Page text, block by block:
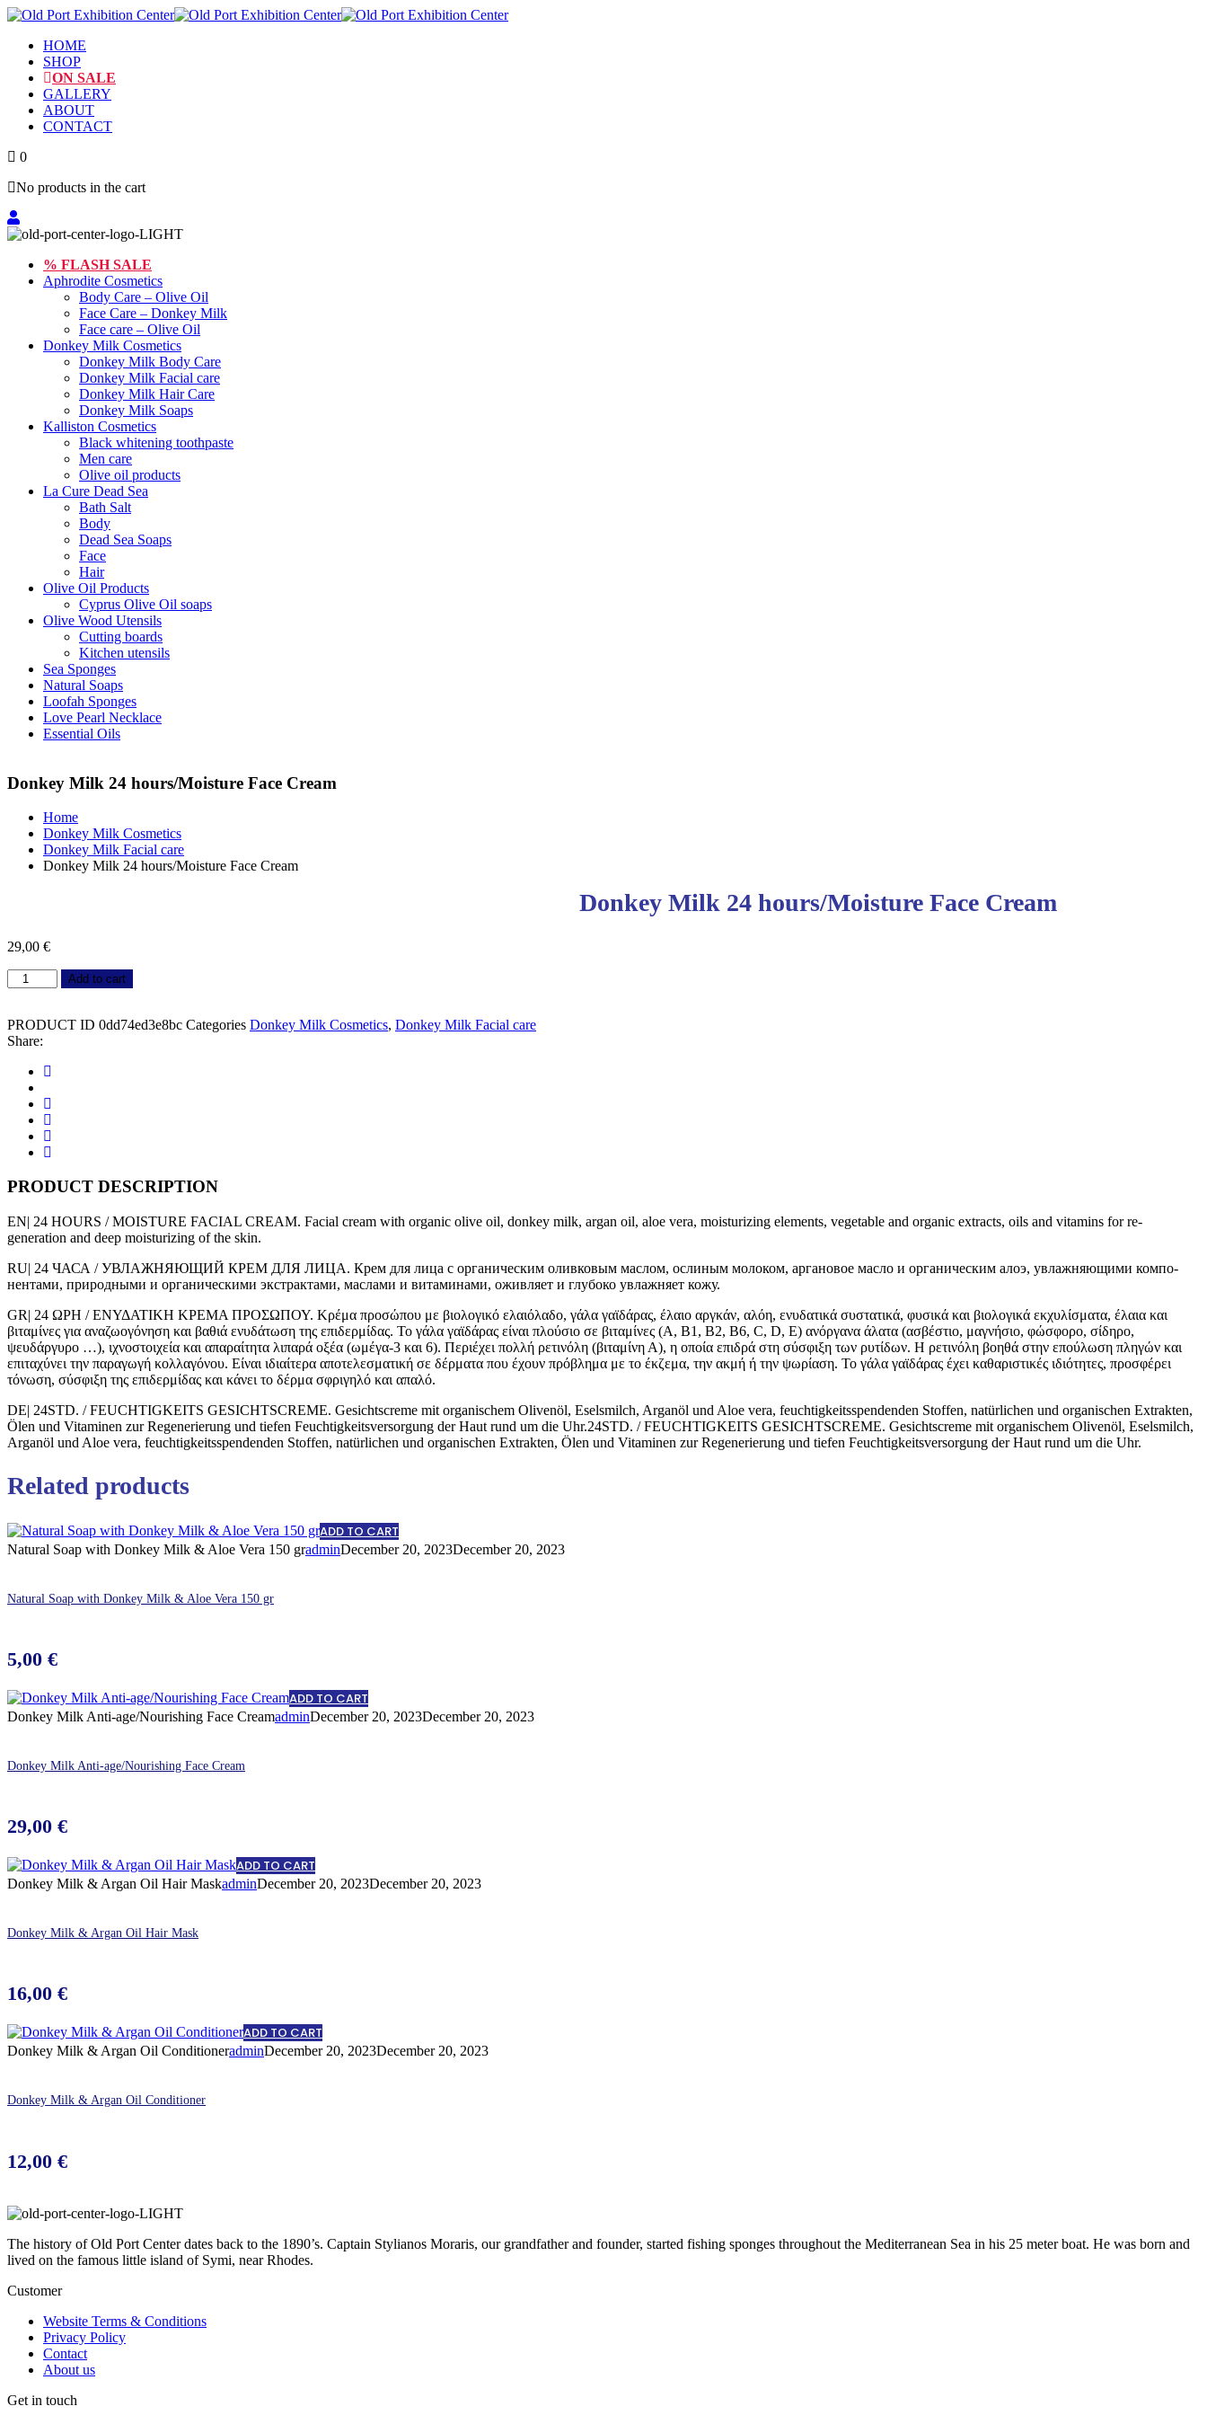
HOME
SHOP
ON SALE
GALLERY
ABOUT
CONTACT
0
No products in the cart
Toggle
Close
% FLASH SALE
Aphrodite Cosmetics
Body Care – Olive Oil
Face Care – Donkey Milk
Face care – Olive Oil
Donkey Milk Cosmetics
Donkey Milk Body Care
Donkey Milk Facial care
Donkey Milk Hair Care
Donkey Milk Soaps
Kalliston Cosmetics
Black whitening toothpaste
Men care
Olive oil products
La Cure Dead Sea
Bath Salt
Body
Dead Sea Soaps
Face
Hair
Olive Oil Products
Cyprus Olive Oil soaps
Olive Wood Utensils
Cutting boards
Kitchen utensils
Sea Sponges
Natural Soaps
Loofah Sponges
Love Pearl Necklace
Essential Oils
Donkey Milk 24 hours/Moisture Face Cream
Home
Donkey Milk Cosmetics
Donkey Milk Facial care
Donkey Milk 24 hours/Moisture Face Cream
Donkey Milk 24 hours/Moisture Face Cream
29,00 €
Donkey
Milk
hours/Moisture
Face
quantity
Add to cart
PRODUCT ID 0dd74ed3e8bc Categories Donkey Milk Cosmetics, Donkey Milk Facial care
Share:
Share
PRODUCT DESCRIPTION
EN| 24 HOURS / MOISTURE FACIAL CREAM. Facial cream with organic olive oil, donkey milk, argan oil, aloe vera, moisturizing elements, vegetable and organic extracts, oils and vitamins for re-
generation and deep moisturizing of the skin.
RU| 24 ЧАСА / УВЛАЖНЯЮЩИЙ КРЕМ ДЛЯ ЛИЦА. Крем для лица с органическим оливковым маслом, ослиным молоком, аргановое масло и органическим алоэ, увлажняющими компо-
нентами, природными и органическими экстрактами, маслами и витаминами, оживляет и глубоко увлажняет кожу.
GR| 24 ΩΡΗ / ΕΝΥΔΑΤΙΚΗ ΚΡΕΜΑ ΠΡΟΣΩΠΟΥ. Κρέμα προσώπου με βιολογικό ελαιόλαδο, γάλα γαϊδάρας, έλαιο αργκάν, αλόη, ενυδατικά συστατικά, φυσικά και βιολογικά εκχυλίσματα, έλαια και
βιταμίνες για αναζωογόνηση και βαθιά ενυδάτωση της επιδερμίδας. Το γάλα γαϊδάρας είναι πλούσιο σε βιταμίνες (Α, Β1, Β2, Β6, C, D, E) ανόργανα άλατα (ασβέστιο, μαγνήσιο, φώσφορο, σίδηρο,
ψευδάργυρο …), ιχνοστοιχεία και απαραίτητα λιπαρά οξέα (ωμέγα-3 και 6). Περιέχει πολλή ρετινόλη (βιταμίνη Α), η οποία επιδρά στη σύσφιξη των ρυτίδων. Η ρετινόλη βοηθά στην επούλωση πληγών και
επιταχύνει την παραγωγή κολλαγόνου. Είναι ιδιαίτερα αποτελεσματική σε δέρματα που έχουν πρόβλημα με το έκζεμα, την ακμή ή την ψωρίαση. Το γάλα γαϊδάρας έχει καθαριστικές ιδιότητες, προσφέρει
τόνωση, σύσφιξη της επιδερμίδας και κάνει το δέρμα σφριγηλό και απαλό.
DE| 24STD. / FEUCHTIGKEITS GESICHTSCREME. Gesichtscreme mit organischem Olivenöl, Eselsmilch, Arganöl und Aloe vera, feuchtigkeitsspendenden Stoffen, natürlichen und organischen Extrakten,
Ölen und Vitaminen zur Regenerierung und tiefen Feuchtigkeitsversorgung der Haut rund um die Uhr.24STD. / FEUCHTIGKEITS GESICHTSCREME. Gesichtscreme mit organischem Olivenöl, Eselsmilch,
Arganöl und Aloe vera, feuchtigkeitsspendenden Stoffen, natürlichen und organischen Extrakten, Ölen und Vitaminen zur Regenerierung und tiefen Feuchtigkeitsversorgung der Haut rund um die Uhr.
Related products
ADD TO CART
Natural Soap with Donkey Milk & Aloe Vera 150 gradminDecember 20, 2023December 20, 2023
Natural Soap with Donkey Milk & Aloe Vera 150 gr
5,00 €
ADD TO CART
Donkey Milk Anti-age/Nourishing Face CreamadminDecember 20, 2023December 20, 2023
Donkey Milk Anti-age/Nourishing Face Cream
29,00 €
ADD TO CART
Donkey Milk & Argan Oil Hair MaskadminDecember 20, 2023December 20, 2023
Donkey Milk & Argan Oil Hair Mask
16,00 €
ADD TO CART
Donkey Milk & Argan Oil ConditioneradminDecember 20, 2023December 20, 2023
Donkey Milk & Argan Oil Conditioner
12,00 €
The history of Old Port Center dates back to the 1890’s. Captain Stylianos Moraris, our grandfather and founder, started fishing sponges throughout the Mediterranean Sea in his 25 meter boat. He was born and
lived on the famous little island of Symi, near Rhodes.
Customer
Website Terms & Conditions
Privacy Policy
Contact
About us
Get in touch